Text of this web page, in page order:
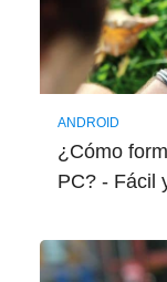
ANDROID
¿Cómo
PC? - Fácil